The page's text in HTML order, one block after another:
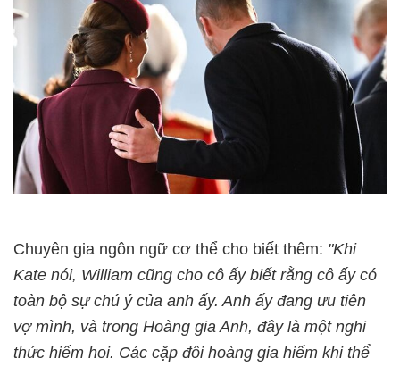
Chuyên gia ngôn ngữ cơ thể cho biết thêm: "Khi
Kate nói, William cũng cho cô ấy biết rằng cô ấy có
toàn bộ sự chú ý của anh ấy. Anh ấy đang ưu tiên
vợ mình, và trong Hoàng gia Anh, đây là một nghi
thức hiếm hoi. Các cặp đôi hoàng gia hiếm khi thể